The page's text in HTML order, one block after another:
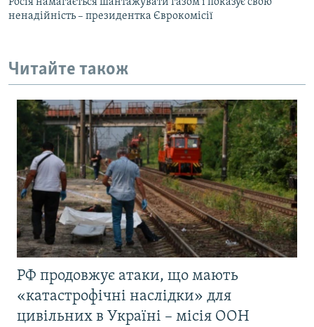
ненадійність – президентка Єврокомісії
Читайте також
РФ продовжує атаки, що мають
«катастрофічні наслідки» для
цивільних в Україні – місія ООН